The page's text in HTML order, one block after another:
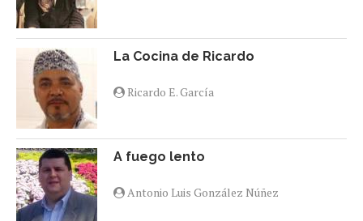
La Cocina de Ricardo
Ricardo E. García
A fuego lento
Antonio Luis González Núñez